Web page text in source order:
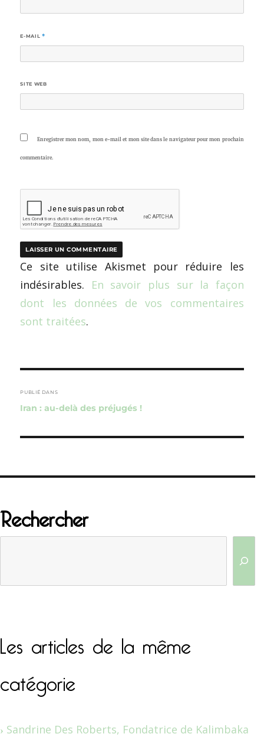
E-MAIL *
SITE WEB
Enregistrer mon nom, mon e-mail et mon site dans le navigateur pour mon prochain
commentaire.
Ce site utilise Akismet pour réduire les
indésirables. En savoir plus sur la façon
dont les données de vos commentaires
sont traitées.
de
l’article
PUBLIÉ DANS
Iran : au-delà des préjugés !
Rechercher
Les articles de la même
catégorie
Sandrine Des Roberts, Fondatrice de Kalimbaka